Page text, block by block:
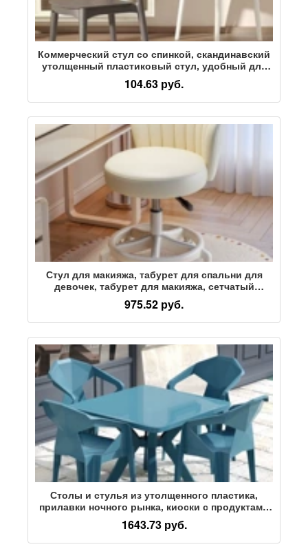
Коммерческий стул со спинкой, скандинавский
утолщенный пластиковый стул, удобный для
сидячего образа жизни, домашний
ресторанный обеденный стол, обеденный стул
с простой укладкой
104.63 руб.
Стул для макияжа, табурет для спальни для
девочек, табурет для макияжа, сетчатый
туалетный столик знаменитостей, стул со
спинкой, вращающийся стул для дизайна
ногтей, домашний компьютерный стул
975.52 руб.
Столы и стулья из утолщенного пластика,
прилавки ночного рынка, киоски с продуктами
для барбекю, обеденные столы и стулья со
спинками, уличные столики, балконы, пляжные
дворики
1643.73 руб.